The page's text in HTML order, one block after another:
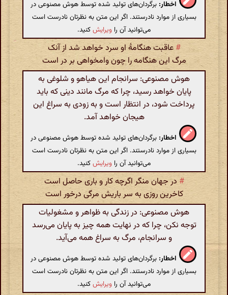
اخطار: برگردان‌های تولید شده توسط هوش مصنوعی در
بسیاری از موارد نادرستند. اگر این متن به نظرتان نادرست است
می‌توانید آن را ویرایشکنید.
# عاقبت هنگامهٔ او سرد خواهد شد از آنک
مرگ این هنگامه را چون وامخواهی بر در است
هوش مصنوعی: سرانجام این هیاهو و شلوغی به
پایان خواهد رسید، چرا که مرگ مانند دینی که باید
پرداخت شود، در انتظار است و به زودی به سراغ این
هیجان خواهد آمد.
اخطار: برگردان‌های تولید شده توسط هوش مصنوعی در
بسیاری از موارد نادرستند. اگر این متن به نظرتان نادرست است
می‌توانید آن را ویرایشکنید.
# در جهان منگر اگرچه کار و باری حاصل است
کاخرین روزی به سر باریش مرگی درخور است
هوش مصنوعی: در زندگی به ظواهر و مشغولیات
توجه نکن، چرا که در نهایت همه چیز به پایان می‌رسد
و سرانجام، مرگ به سراغ همه می‌آید.
اخطار: برگردان‌های تولید شده توسط هوش مصنوعی در
بسیاری از موارد نادرستند. اگر این متن به نظرتان نادرست است
می‌توانید آن را ویرایشکنید.